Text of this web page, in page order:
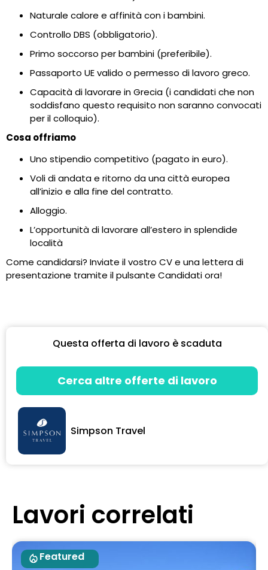
Naturale calore e affinità con i bambini.
Controllo DBS (obbligatorio).
Primo soccorso per bambini (preferibile).
Passaporto UE valido o permesso di lavoro greco.
Capacità di lavorare in Grecia (i candidati che non
soddisfano questo requisito non saranno convocati
per il colloquio).
Cosa offriamo
Uno stipendio competitivo (pagato in euro).
Voli di andata e ritorno da una città europea
all’inizio e alla fine del contratto.
Alloggio.
L’opportunità di lavorare all’estero in splendide
località
Come candidarsi? Inviate il vostro CV e una lettera di
presentazione tramite il pulsante Candidati ora!
Questa offerta di lavoro è scaduta
Cerca altre offerte di lavoro
Simpson Travel
Lavori correlati
Featured